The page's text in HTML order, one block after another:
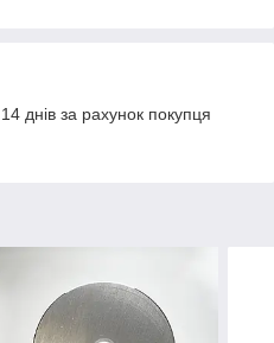
днів за рахунок покупця